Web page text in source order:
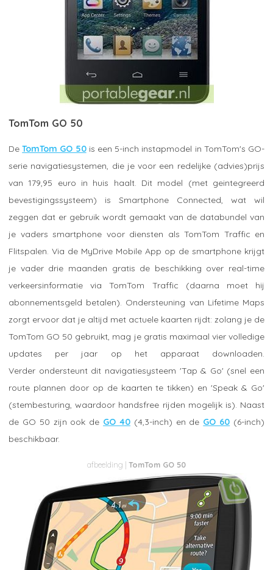
TomTom GO 50
DeTomTom GO 50is een 5-inch instapmodel in TomTom's GO-
serie navigatiesystemen, die je voor een redelijke (advies)prijs
van 179,95 euro in huis haalt. Dit model (met geintegreerd
bevestigingssysteem) is Smartphone Connected, wat wil
zeggen dat er gebruik wordt gemaakt van de databundel van
je vaders smartphone voor diensten als TomTom Traffic en
Flitspalen. Via de MyDrive Mobile App op de smartphone krijgt
je vader drie maanden gratis de beschikking over real-time
verkeersinformatie via TomTom Traffic (daarna moet hij
abonnementsgeld betalen). Ondersteuning van Lifetime Maps
zorgt ervoor dat je altijd met actuele kaarten rijdt: zolang je de
TomTom GO 50 gebruikt, mag je gratis maximaal vier volledige
updates per jaar op het apparaat downloaden.
Verder ondersteunt dit navigatiesysteem 'Tap & Go' (snel een
route plannen door op de kaarten te tikken) en 'Speak & Go'
(stembesturing, waardoor handsfree rijden mogelijk is). Naast
de GO 50 zijn ook de GO 40(4,3-inch) en de GO 60 (6-inch)
beschikbaar.
TomTom GO 50